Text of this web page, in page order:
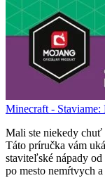
Minecraft - Staviame:
Mali ste niekedy
Táto príručka vám
staviteľské nápady
po mesto nemŕtvych